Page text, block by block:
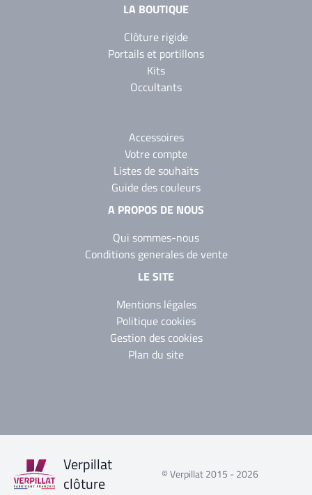
LA BOUTIQUE
Clôture rigide
Portails et portillons
Kits
Occultants
Accessoires
Votre compte
Listes de souhaits
Guide des couleurs
A PROPOS DE NOUS
Qui sommes-nous
Conditions generales de vente
LE SITE
Mentions légales
Politique cookies
Gestion des cookies
Plan du site
Verpillat
clôture
© Verpillat 2015 - 2026